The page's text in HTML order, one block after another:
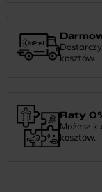
kosztów.
Raty
Możesz
kosztów.